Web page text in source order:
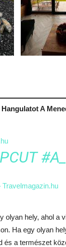
A
olyan hely, ahol a
Ha egy olyan
és a természet